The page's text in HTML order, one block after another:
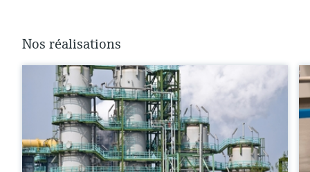
Nos réalisations